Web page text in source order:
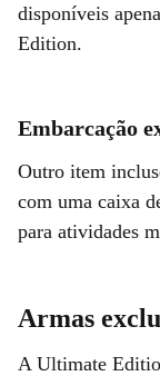
disponíveis
Edition.
Embarcação
Outro item
com uma caixa
para atividades
Armas
A Ultimate